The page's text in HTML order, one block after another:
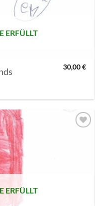
ERFÜLLT
30,00€
ERFÜLLT